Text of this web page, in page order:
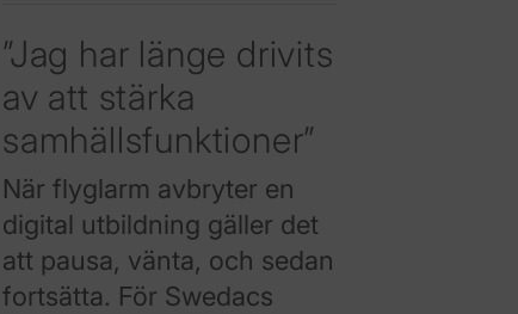
”Jag har länge drivits
av att stärka
samhällsfunktioner”
När flyglarm avbryter en
digital utbildning gäller det
att pausa, vänta, och sedan
fortsätta. För Swedacs